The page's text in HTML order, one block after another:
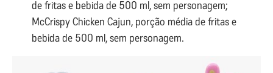
de fritas e bebida de 500 ml, sem personagem;
McCrispy Chicken Cajun, porção média de fritas e
bebida de 500 ml, sem personagem.